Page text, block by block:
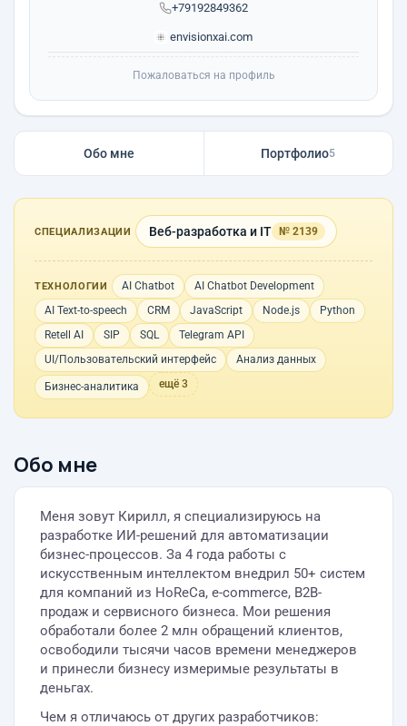
+79192849362
envisionxai.com
Пожаловаться на профиль
Обо мне Портфолио5
СПЕЦИАЛИЗАЦИИ Веб-разработка и IT № 2139
ТЕХНОЛОГИИ AI Chatbot
AI Chatbot Development
AI Text-to-speech
CRM JavaScript Node.js
Python
Retell AI
SIP SQL
Telegram API
UI/Пользовательский интерфейс
Анализ данных
Бизнес-аналитика ещё 3
Обо мне
Меня зовут Кирилл, я специализируюсь на
разработке ИИ-решений для автоматизации
бизнес-процессов. За 4 года работы с
искусственным интеллектом внедрил 50+ систем
для компаний из HoReCa, e-commerce, B2B-
продаж и сервисного бизнеса. Мои решения
обработали более 2 млн обращений клиентов,
освободили тысячи часов времени менеджеров
и принесли бизнесу измеримые результаты в
деньгах.
Чем я отличаюсь от других разработчиков: